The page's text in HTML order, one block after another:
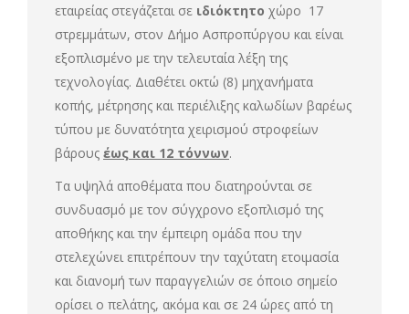
εταιρείας στεγάζεται σε ιδιόκτητο χώρο 17
στρεμμάτων, στον Δήμο Ασπροπύργου και είναι
εξοπλισμένο με την τελευταία λέξη της
τεχνολογίας. Διαθέτει οκτώ (8) μηχανήματα
κοπής, μέτρησης και περιέλιξης καλωδίων βαρέως
τύπου με δυνατότητα χειρισμού στροφείων
βάρους έως και 12 τόννων.
Τα υψηλά αποθέματα που διατηρούνται σε
συνδυασμό με τον σύγχρονο εξοπλισμό της
αποθήκης και την έμπειρη ομάδα που την
στελεχώνει επιτρέπουν την ταχύτατη ετοιμασία
και διανομή των παραγγελιών σε όποιο σημείο
ορίσει ο πελάτης, ακόμα και σε 24 ώρες από τη